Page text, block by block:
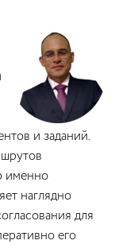
и заданий.
именно
наглядно
для
его